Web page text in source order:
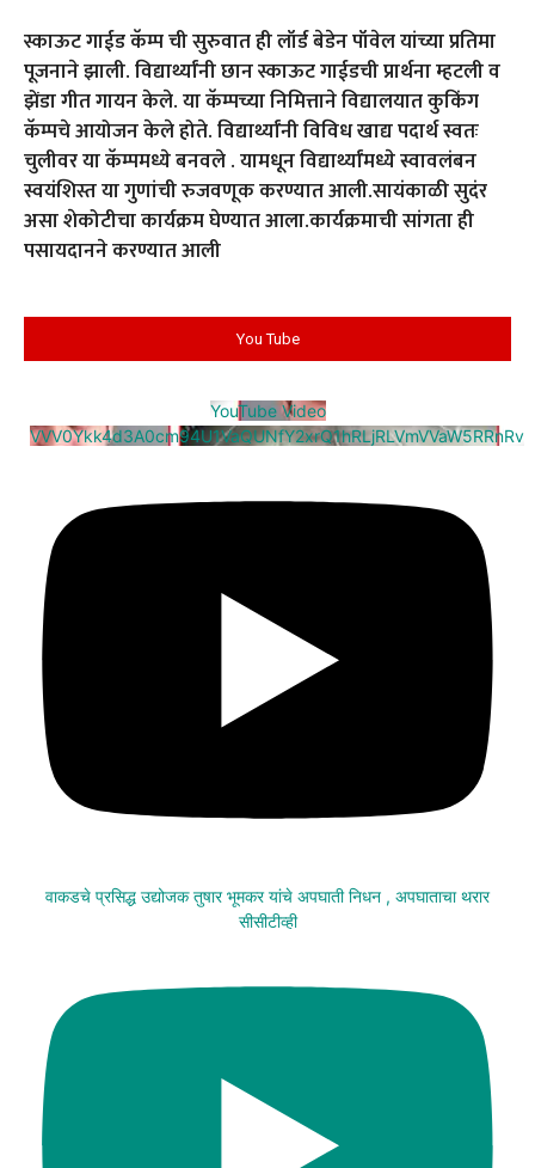
स्काऊट गाईड कॅम्प ची सुरुवात ही लॉर्ड बेडेन पॉवेल यांच्या प्रतिमा
पूजनाने झाली. विद्यार्थ्यांनी छान स्काऊट गाईडची प्रार्थना म्हटली व
झेंडा गीत गायन केले. या कॅम्पच्या निमित्ताने विद्यालयात कुकिंग
कॅम्पचे आयोजन केले होते. विद्यार्थ्यांनी विविध खाद्य पदार्थ स्वतः
चुलीवर या कॅम्पमध्ये बनवले . यामधून विद्यार्थ्यांमध्ये स्वावलंबन
स्वयंशिस्त या गुणांची रुजवणूक करण्यात आली.सायंकाळी सुदंर
असा शेकोटीचा कार्यक्रम घेण्यात आला.कार्यक्रमाची सांगता ही
पसायदानने करण्यात आली
You Tube
YouTube Video
VVV0Ykk4d3A0cm94U1VaQUNfY2xrQ1hRLjRLVmVVaW5RRnRv
वाकडचे प्रसिद्ध उद्योजक तुषार भूमकर यांचे अपघाती निधन , अपघाताचा थरार
सीसीटीव्ही